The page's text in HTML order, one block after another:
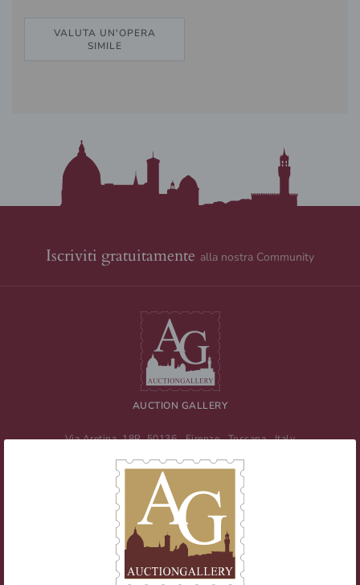
VALUTA UN'OPERA
SIMILE
Iscriviti gratuitamente alla nostra Community
AUCTION GALLERY
Via Aretina, 18R 50136 Firenze,Toscana,Italy
E-mail:info@auctiongallery.it
Partita IVA:
Filatelia Numismatica